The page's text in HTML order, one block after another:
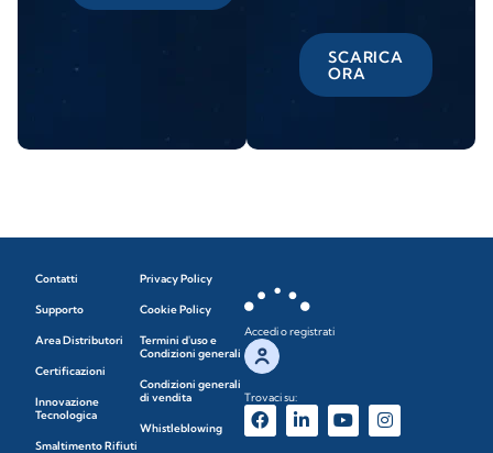
SCARICA
ORA
Contatti
Supporto
Area Distributori
Certificazioni
Innovazione
Tecnologica
Smaltimento Rifiuti
Privacy Policy
Cookie Policy
Termini d'uso e
Condizioni generali
Condizioni generali
di vendita
Whistleblowing
Accedi o registrati
Trovaci su: